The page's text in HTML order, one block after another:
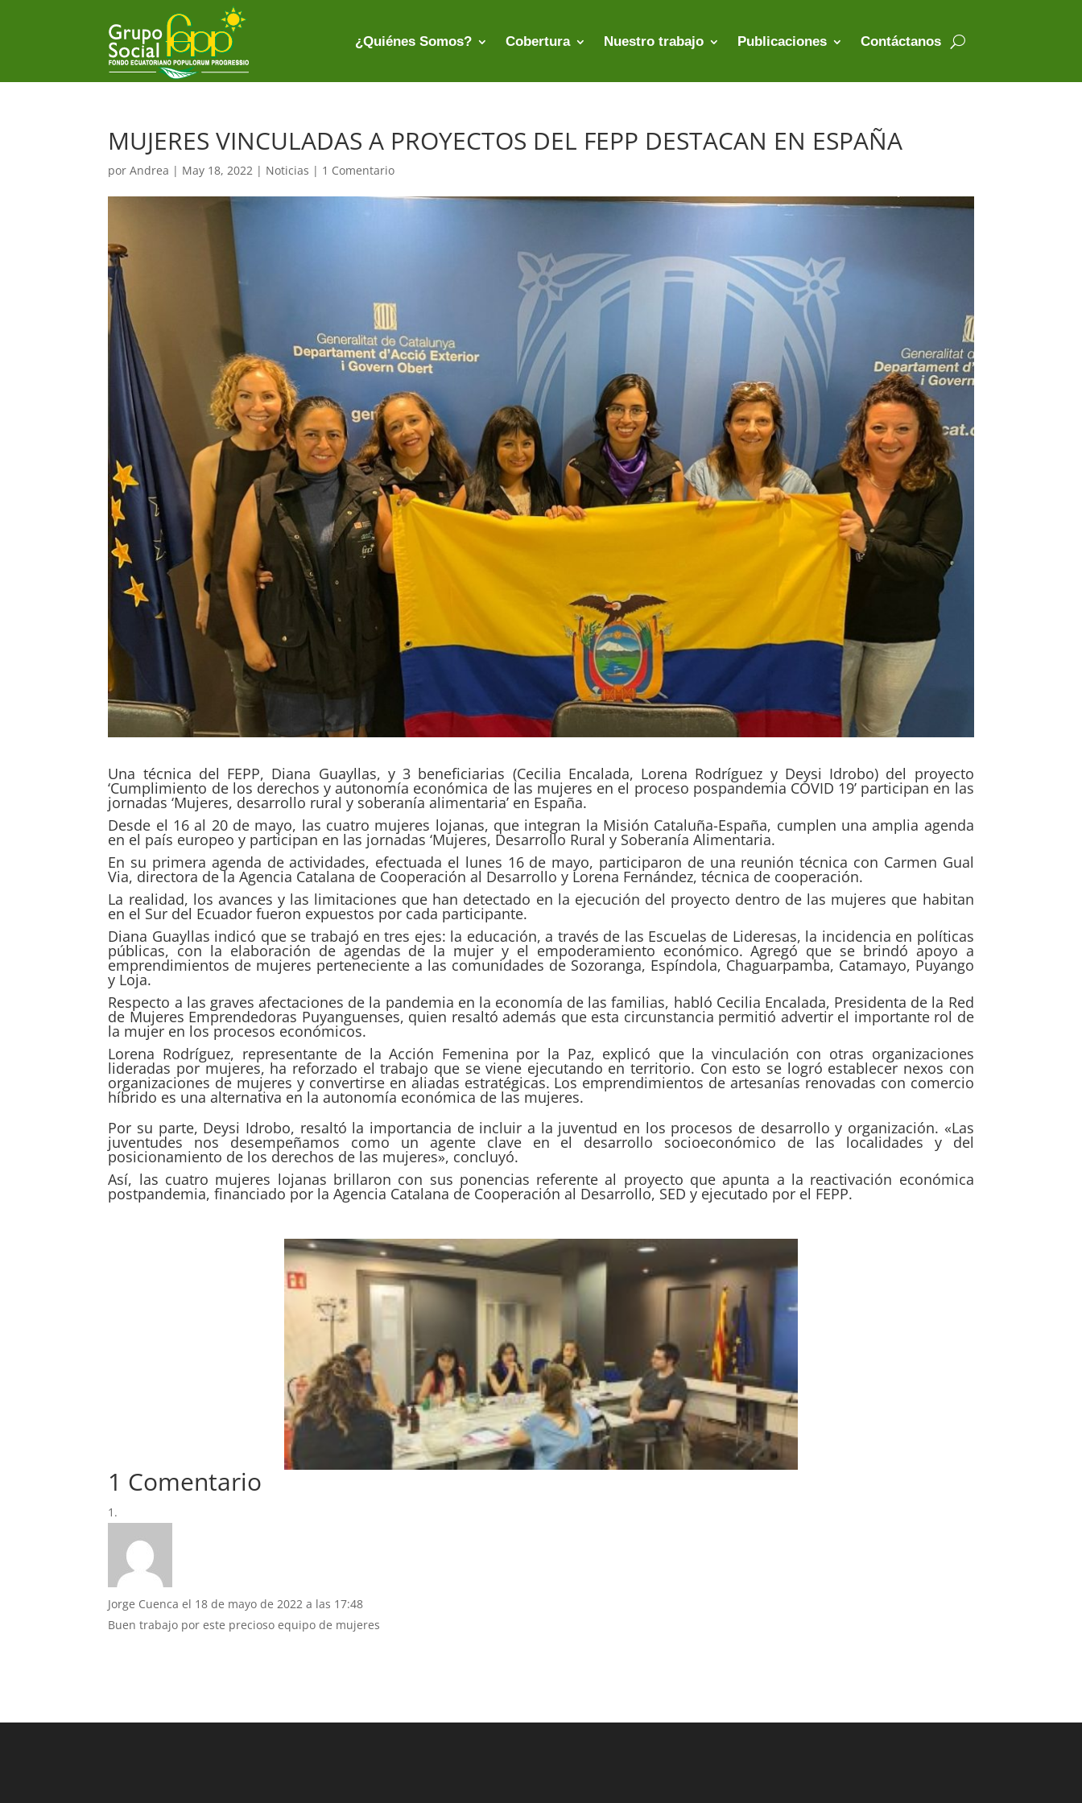
¿Quiénes Somos? Cobertura Nuestro trabajo Publicaciones Contáctanos
MUJERES VINCULADAS A PROYECTOS DEL FEPP DESTACAN EN ESPAÑA
porAndrea | May 18, 2022 | Noticias | 1 Comentario
Una técnica del FEPP, Diana Guayllas, y 3 beneficiarias (Cecilia Encalada, Lorena Rodríguez y Deysi Idrobo) del proyecto
‘Cumplimiento de los derechos y autonomía económica de las mujeres en el proceso pospandemia COVID 19’ participan en las
jornadas ‘Mujeres, desarrollo rural y soberanía alimentaria’ en España.
Desde el 16 al 20 de mayo, las cuatro mujeres lojanas, que integran la Misión Cataluña-España, cumplen una amplia agenda
en el país europeo y participan en las jornadas ‘Mujeres, Desarrollo Rural y Soberanía Alimentaria.
En su primera agenda de actividades, efectuada el lunes 16 de mayo, participaron de una reunión técnica con Carmen Gual
Via, directora de la Agencia Catalana de Cooperación al Desarrollo y Lorena Fernández, técnica de cooperación.
La realidad, los avances y las limitaciones que han detectado en la ejecución del proyecto dentro de las mujeres que habitan
en el Sur del Ecuador fueron expuestos por cada participante.
Diana Guayllas indicó que se trabajó en tres ejes: la educación, a través de las Escuelas de Lideresas, la incidencia en políticas
públicas, con la elaboración de agendas de la mujer y el empoderamiento económico. Agregó que se brindó apoyo a
emprendimientos de mujeres perteneciente a las comunidades de Sozoranga, Espíndola, Chaguarpamba, Catamayo, Puyango
y Loja.
Respecto a las graves afectaciones de la pandemia en la economía de las familias, habló Cecilia Encalada, Presidenta de la Red
de Mujeres Emprendedoras Puyanguenses, quien resaltó además que esta circunstancia permitió advertir el importante rol de
la mujer en los procesos económicos.
Lorena Rodríguez, representante de la Acción Femenina por la Paz, explicó que la vinculación con otras organizaciones
lideradas por mujeres, ha reforzado el trabajo que se viene ejecutando en territorio. Con esto se logró establecer nexos con
organizaciones de mujeres y convertirse en aliadas estratégicas. Los emprendimientos de artesanías renovadas con comercio
híbrido es una alternativa en la autonomía económica de las mujeres.
Por su parte, Deysi Idrobo, resaltó la importancia de incluir a la juventud en los procesos de desarrollo y organización. «Las
juventudes nos desempeñamos como un agente clave en el desarrollo socioeconómico de las localidades y del
posicionamiento de los derechos de las mujeres», concluyó.
Así, las cuatro mujeres lojanas brillaron con sus ponencias referente al proyecto que apunta a la reactivación económica
postpandemia, financiado por la Agencia Catalana de Cooperación al Desarrollo, SED y ejecutado por el FEPP.
1 Comentario
Jorge Cuenca el 18 de mayo de 2022 a las 17:48
Buen trabajo por este precioso equipo de mujeres